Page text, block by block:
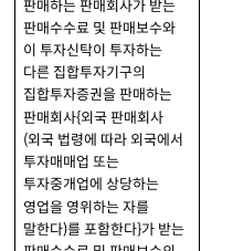
판매하는 판매회사가 받는
판매수수료 및 판매보수와
이 투자신탁이 투자하는
다른 집합투자기구의
집합투자증권을 판매하는
판매회사{외국 판매회사
(외국 법령에 따라 외국에서
투자매매업 또는
투자중개업에 상당하는
영업을 영위하는 자를
말한다)를 포함한다}가 받는